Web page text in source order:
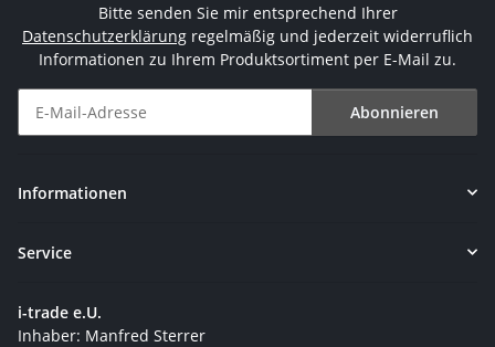
Bitte senden Sie mir entsprechend Ihrer
Datenschutzerklärung regelmäßig und jederzeit widerruflich
Informationen zu Ihrem Produktsortiment per E-Mail zu.
Abonnieren
Informationen
Service
i-trade e.U.
Inhaber: Manfred Sterrer